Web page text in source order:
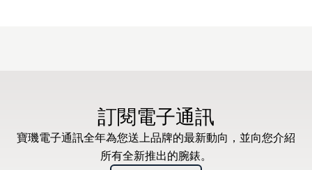
訂閱電子通訊
寶璣電子通訊全年為您送上品牌的最新動向，並向您介紹
所有全新推出的腕錶。